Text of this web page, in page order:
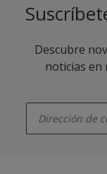
Descubre
noticias